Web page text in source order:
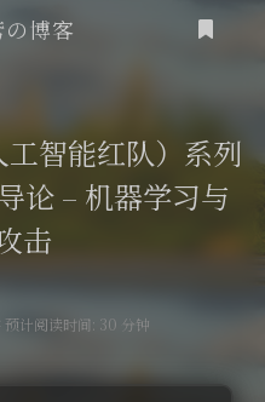
博客
智能红队）系列
论 – 机器学习与
击
计阅读时间: 30 分钟